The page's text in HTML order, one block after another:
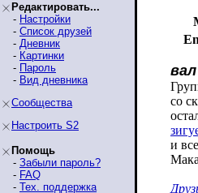
Редактировать...
- Настройки
- Список друзей
- Дневник
- Картинки
- Пароль
- Вид дневника
Сообщества
Настроить S2
Помощь
- Забыли пароль?
- FAQ
- Тех. поддержка
со
и